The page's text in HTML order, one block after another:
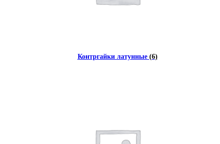
Контргайки латунные (6)